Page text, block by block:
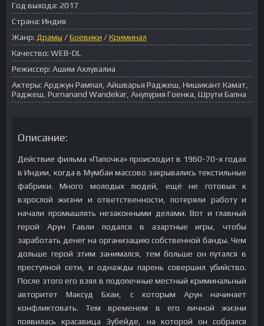
Год выхода: 2017
Страна: Индия
Жанр: Драмы /Боевики /Криминал
Качество: WEB-DL
Режиссер: Ашим Ахлувалиа
Актеры: Арджун Рампал, Айшварья Раджеш, Нишикант Камат,
Раджеш, Purnanand Wandekar, Анупурия Гоенка, Шрути Бапна
Описание:
Действие фильма «Папочка» происходит в 1960-70-х годах
в Индии, когда в Мумбаи массово закрывались текстильные
фабрики. Много молодых людей, ещё не готовых к
взрослой жизни и ответственности, потеряли работу и
начали промышлять незаконными делами. Вот и главный
герой Арун Гавли подался в азартные игры, чтобы
заработать денег на организацию собственной банды. Чем
дольше герой этим занимался, тем больше он путался в
преступной сети, и однажды парень совершил убийство.
После этого его взял в подопечные местный криминальный
авторитет Максуд Бхаи, с которым Арун начинает
конфликтовать. Тем временем в его личной жизни
появилась красавица Зубейде, на которой он собрался